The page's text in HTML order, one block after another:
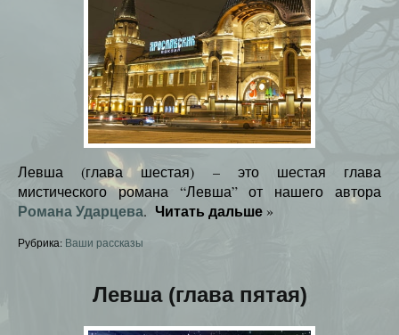
Левша (глава шестая) – это шестая глава
мистического романа “Левша” от нашего автора
Романа Ударцева. Читать дальше »
Рубрика: Ваши рассказы
Левша (глава пятая)